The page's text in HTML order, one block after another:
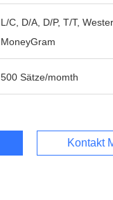
L/C, D/A, D/P, T/T,
MoneyGram
500 Sätze/momth
Kontakt